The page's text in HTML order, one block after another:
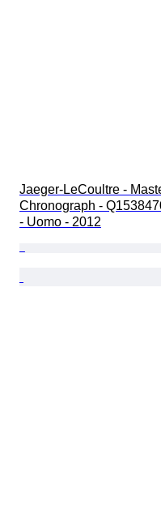
Jaeger-LeCoultre -
Chronograph -
- Uomo - 2012